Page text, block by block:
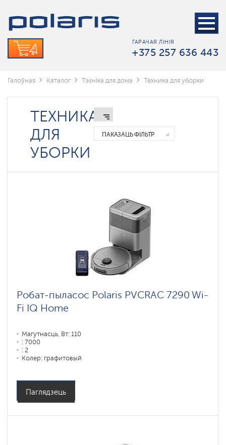
ГАРАЧАЯ ЛІНІЯ
+375 257 636 443
Галоўная Каталог Тэхніка для дома Техника для уборки
ТЕХНИКА
ДЛЯ
УБОРКИ
ПАКАЗАЦЬ ФІЛЬТР
Робат-пыласос Polaris PVCRAC 7290 Wi-
Fi IQ Home
Магутнасць, Вт: 110
: 7000
: 2
Колер: графитовый
Паглядзець
Параачышчальнікі
Беспроводные
электрошвабры
мойщики
окон